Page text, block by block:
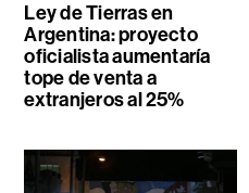
Ley de Tierras en
Argentina: proyecto
oficialista aumentaría
tope de venta a
extranjeros al 25%